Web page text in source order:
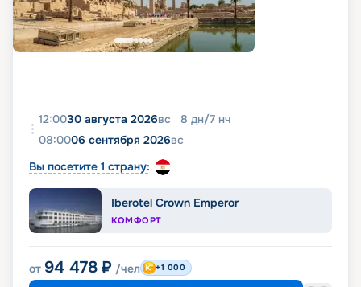
12:0030 августа 2026вс 8 дн/7 нч
08:0006 сентября 2026вс
Вы посетите 1 страну:
Iberotel Crown Emperor
КОМФОРТ
от 94 478 ₽ /чел +1 000